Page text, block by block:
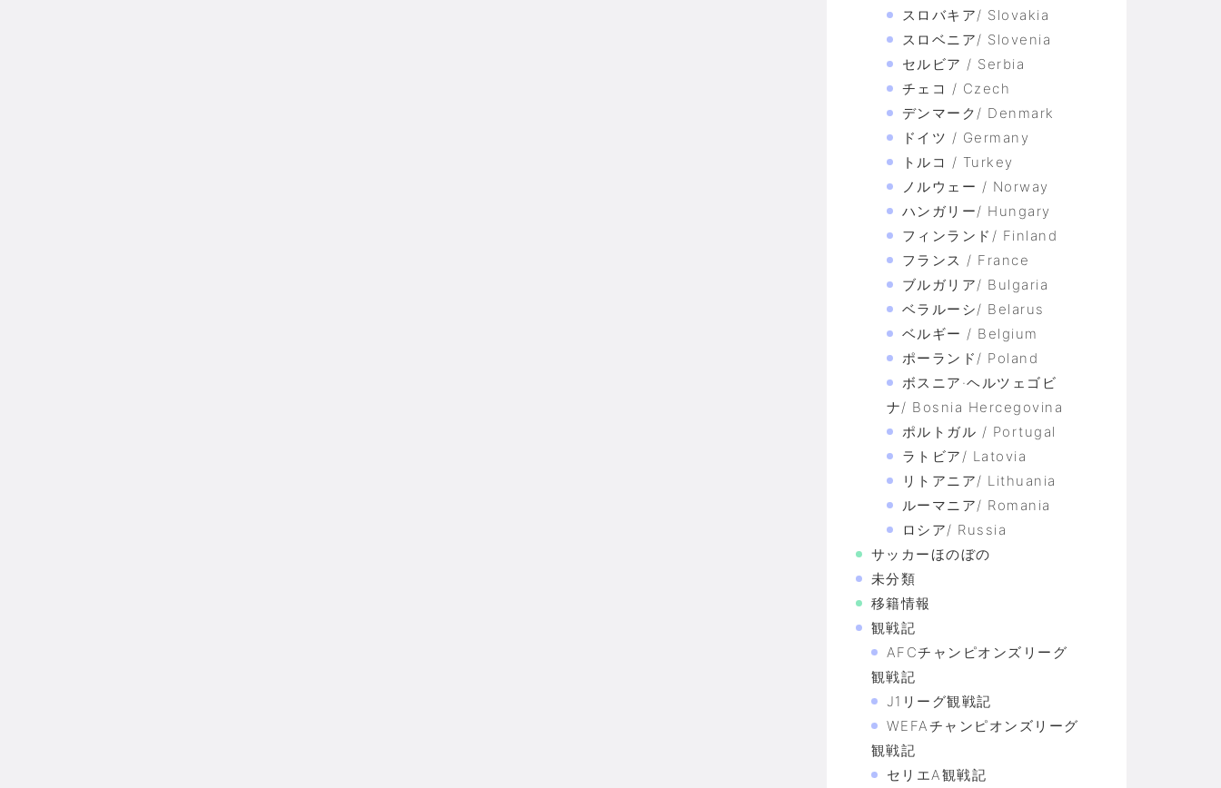
スロバキア/ Slovakia
スロベニア/ Slovenia
セルビア / Serbia
チェコ / Czech
デンマーク/ Denmark
ドイツ / Germany
トルコ / Turkey
ノルウェー / Norway
ハンガリー/ Hungary
フィンランド/ Finland
フランス / France
ブルガリア/ Bulgaria
ベラルーシ/ Belarus
ベルギー / Belgium
ポーランド/ Poland
ボスニア·ヘルツェゴビ
ナ/ Bosnia Hercegovina
ポルトガル / Portugal
ラトビア/ Latovia
リトアニア/ Lithuania
ルーマニア/ Romania
ロシア/ Russia
サッカーほのぼの
未分類
移籍情報
観戦記
AFCチャンピオンズリーグ
観戦記
J1リーグ観戦記
WEFAチャンピオンズリーグ
観戦記
セリエA観戦記